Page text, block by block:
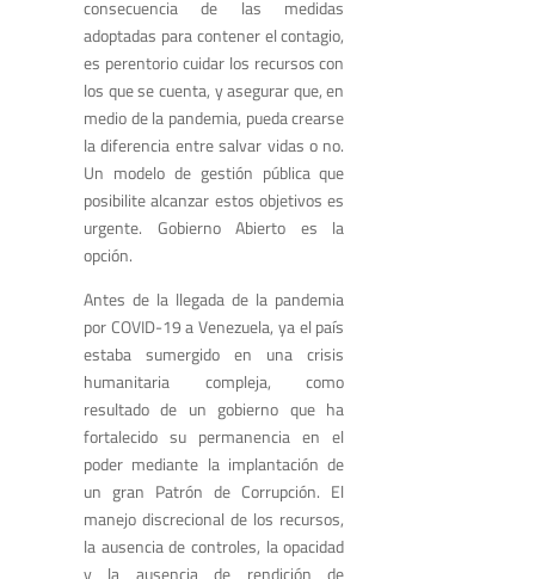
consecuencia de las medidas
adoptadas para contener el contagio,
es perentorio cuidar los recursos con
los que se cuenta, y asegurar que, en
medio de la pandemia, pueda crearse
la diferencia entre salvar vidas o no.
Un modelo de gestión pública que
posibilite alcanzar estos objetivos es
urgente. Gobierno Abierto es la
opción.
Antes de la llegada de la pandemia
por COVID-19 a Venezuela, ya el país
estaba sumergido en una crisis
humanitaria compleja, como
resultado de un gobierno que ha
fortalecido su permanencia en el
poder mediante la implantación de
un gran Patrón de Corrupción. El
manejo discrecional de los recursos,
la ausencia de controles, la opacidad